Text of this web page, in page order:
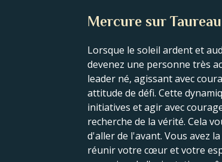
Mercure sur Taureau
Lorsque le soleil ardent et
devenez une personne très
leader né, agissant avec
attitude de défi. Cette
initiatives et agir avec
recherche de la vérité. Cela
d'aller de l'avant. Vous avez
réunir votre cœur et votre